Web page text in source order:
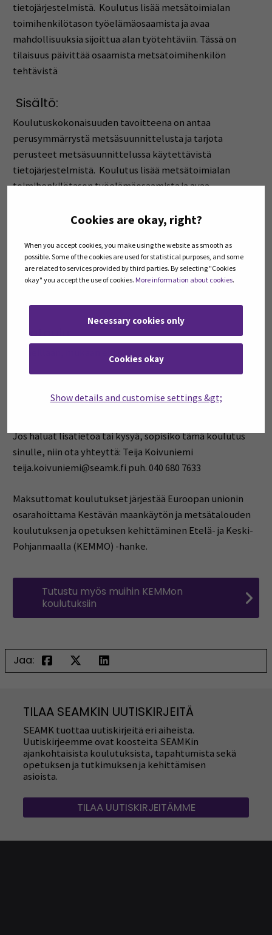
Cookies are okay, right?
When you accept cookies, you make using the website as smooth as
possible. Some of the cookies are used for statistical purposes, and some
are related to services provided by third parties. By selecting "Cookies
okay" you accept the use of cookies. More information about cookies.
Necessary cookies only
Cookies okay
Show details and customise settings &gt;
tietojärjestelmistä. Koulutus lisää metsätoimialan
toimihenkilötason työelämäosaamista ja avaa
mahdollisuuksia sijoittua alan työtehtäviin. Tässä on
tilaisuus päivittää osaamista metsätoimihenkilön
tehtävistä
Sisältö:
Koulutuskokonaisuuden tavoitteena on antaa
perusymmärrystä metsäsuunnittelusta ja tarjota
perusteet metsäsuunnittelussa käytettävistä
tietojärjestelmistä. Koulutus lisää metsätoimialan
toimihenkilötason työelämäosaamista ja avaa
tilaisuus päivittää osaamista metsätoimihenkilön
palvelujamuut verkkosisällöt.
Toteutustapa:
Aikataulu:
Meneillään, mukaan ehtii vielä.
Ilmoittaudu täällä.
Jos haluat lisätietoa tai kysyä, sopisiko tämä koulutus
sinulle, niin ota yhteyttä: Teija Koivuniemi
teija.koivuniemi@seamk.fi puh. 040 680 7633
Maksuttomat koulutukset järjestää Euroopan unionin
osarahoittama Kestävän maankäytön ja metsätalouden
koulutuksen ja opetuksen kehittäminen Etelä- ja Keski-
Pohjanmaalla (KEMMO) -hanke.
Tutustu myös muihin KEMMon
koulutuksiin
Jaa:
TILAA SEAMKIN UUTISKIRJEITÄ
SEAMK tuottaa uutiskirjeitä eri aiheista.
Uutiskirjeemme ovat koosteita SEAMKin
ajankohtaisista koulutuksista, tapahtumista sekä
opetuksen ja tutkimuksen ja kehittämisen
asioista.
TILAA UUTISKIRJEITÄMME